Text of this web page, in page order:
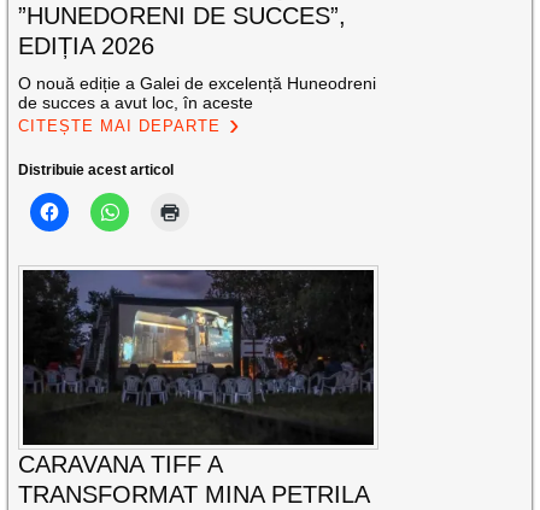
”HUNEDORENI DE SUCCES”,
EDIȚIA 2026
O nouă ediție a Galei de excelență Huneodreni
de succes a avut loc, în aceste
CITEȘTE MAI DEPARTE
Distribuie acest articol
CARAVANA TIFF A
TRANSFORMAT MINA PETRILA